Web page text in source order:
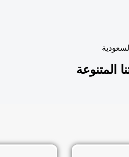
المتنوعة